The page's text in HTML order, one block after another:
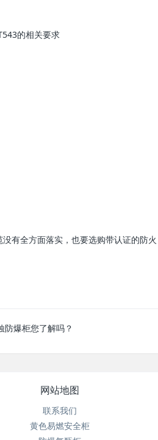
的相关要求
有全方面落实，也要选购带认证的防火
防爆柜您了解吗？
网站地图
联系我们
黄色易燃安全柜